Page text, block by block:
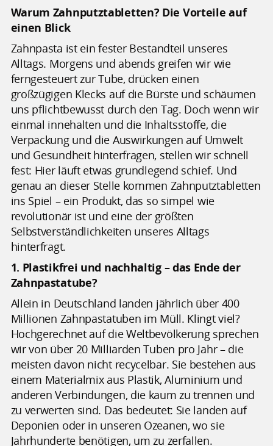
Warum Zahnputztabletten? Die Vorteile auf
einen Blick
Zahnpasta ist ein fester Bestandteil unseres
Alltags. Morgens und abends greifen wir wie
ferngesteuert zur Tube, drücken einen
großzügigen Klecks auf die Bürste und schäumen
uns pflichtbewusst durch den Tag. Doch wenn wir
einmal innehalten und die Inhaltsstoffe, die
Verpackung und die Auswirkungen auf Umwelt
und Gesundheit hinterfragen, stellen wir schnell
fest: Hier läuft etwas grundlegend schief. Und
genau an dieser Stelle kommen Zahnputztabletten
ins Spiel – ein Produkt, das so simpel wie
revolutionär ist und eine der größten
Selbstverständlichkeiten unseres Alltags
hinterfragt.
1. Plastikfrei und nachhaltig – das Ende der
Zahnpastatube?
Allein in Deutschland landen jährlich über 400
Millionen Zahnpastatuben im Müll. Klingt viel?
Hochgerechnet auf die Weltbevölkerung sprechen
wir von über 20 Milliarden Tuben pro Jahr – die
meisten davon nicht recycelbar. Sie bestehen aus
einem Materialmix aus Plastik, Aluminium und
anderen Verbindungen, die kaum zu trennen und
zu verwerten sind. Das bedeutet: Sie landen auf
Deponien oder in unseren Ozeanen, wo sie
Jahrhunderte benötigen, um zu zerfallen.